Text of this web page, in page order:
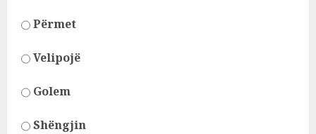
Përmet
Velipojë
Golem
Shëngjin